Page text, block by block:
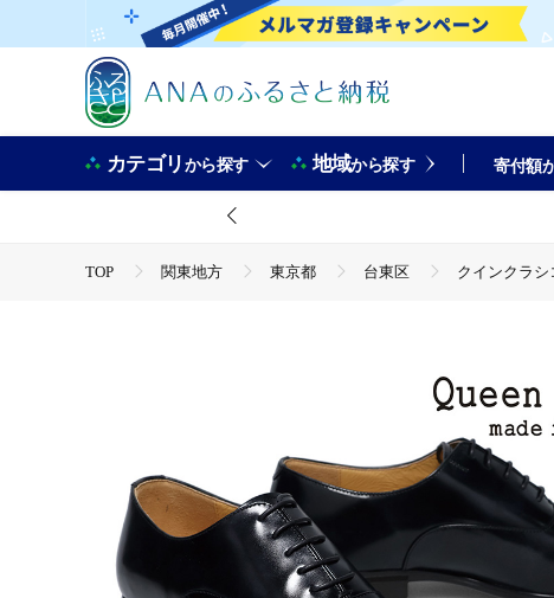
カテゴリから探す 地域から探す 寄付額
TOP 関東地方 東京都 台東区 クインクラシ